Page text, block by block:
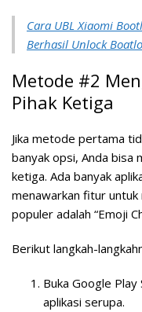
Cara UBL Xiaomi
Berhasil Unlock
Metode #2
Pihak Ketiga
Jika metode pertama
banyak opsi, Anda bisa
ketiga. Ada banyak
menawarkan fitur untuk
populer adalah “Emoji
Berikut langkah-
Buka Google Play
aplikasi serupa.